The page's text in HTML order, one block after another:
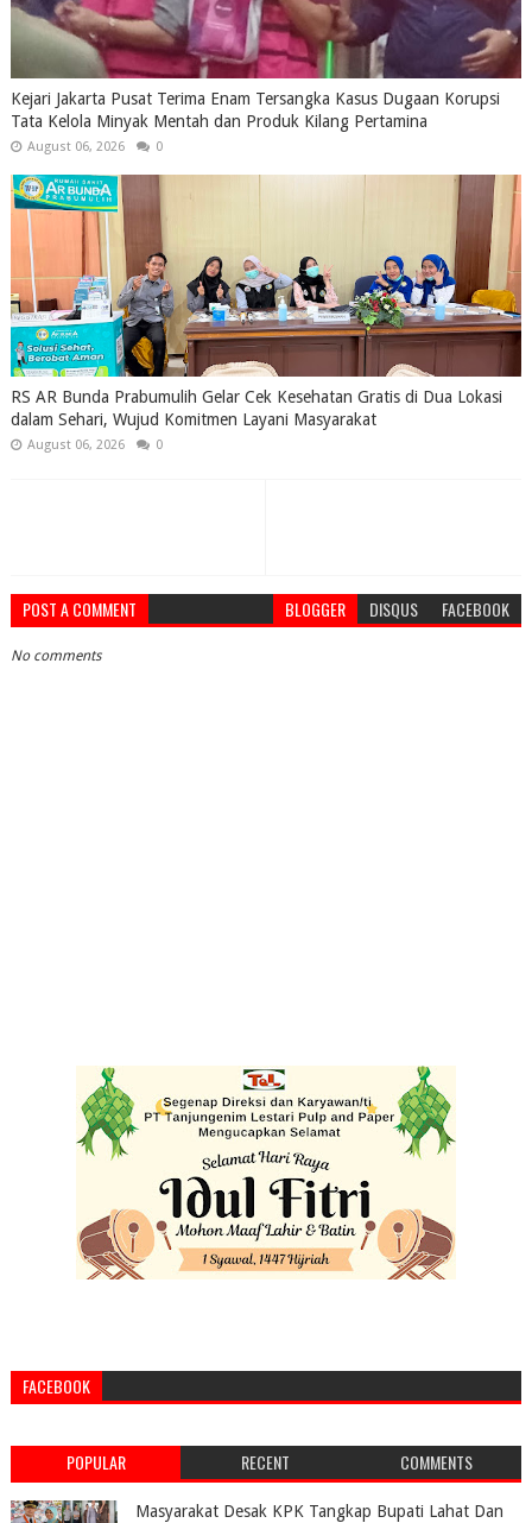
Kejari Jakarta Pusat Terima Enam Tersangka Kasus Dugaan Korupsi
Tata Kelola Minyak Mentah dan Produk Kilang Pertamina
August 06, 2026 0
RS AR Bunda Prabumulih Gelar Cek Kesehatan Gratis di Dua Lokasi
dalam Sehari, Wujud Komitmen Layani Masyarakat
August 06, 2026 0
POST A COMMENT BLOGGER DISQUS FACEBOOK
No comments
FACEBOOK
POPULAR RECENT COMMENTS
Masyarakat Desak KPK Tangkap Bupati Lahat Dan